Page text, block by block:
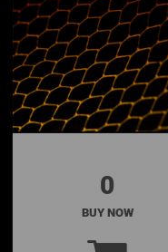
0
BUY NOW